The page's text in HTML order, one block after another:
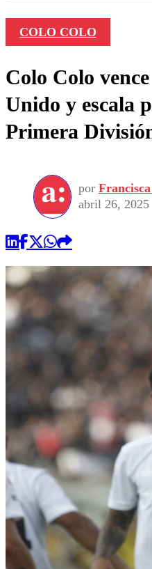
COLO COLO
Colo Colo
Unido y escala
Primera
por
abril 26, 2025